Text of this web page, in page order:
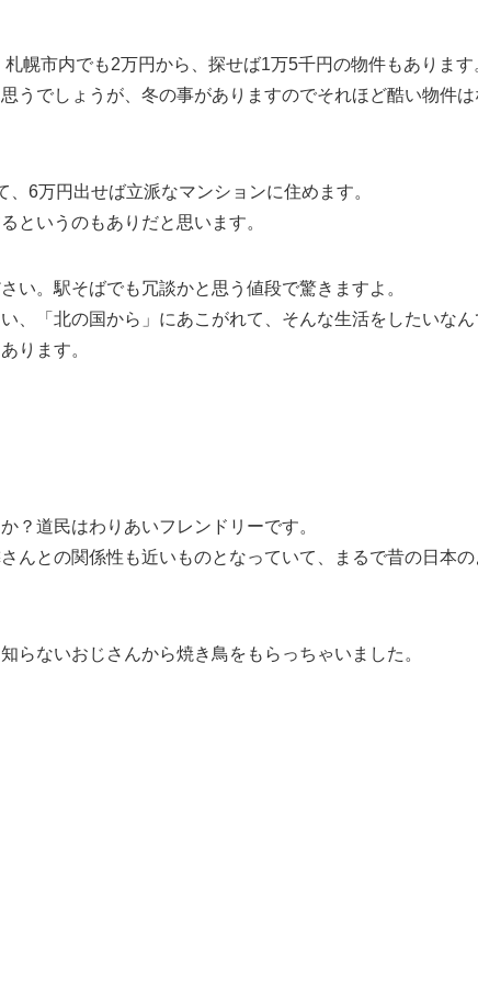
幌市内でも2万円から、探せば1万5千円の物件もあります
うでしょうが、冬の事がありますのでそれほど酷い物件は
6万円出せば立派なマンションに住めます。
というのもありだと思います。
い。駅そばでも冗談かと思う値段で驚きますよ。
、「北の国から」にあこがれて、そんな生活をしたいなん
ります。
？道民はわりあいフレンドリーです。
んとの関係性も近いものとなっていて、まるで昔の日本の
らないおじさんから焼き鳥をもらっちゃいました。